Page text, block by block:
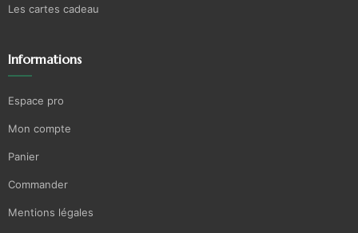
Les cartes cadeau
Informations
Espace pro
Mon compte
Panier
Commander
Mentions légales